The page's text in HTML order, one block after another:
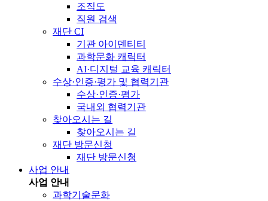
조직도
직원 검색
재단 CI
기관 아이덴티티
과학문화 캐릭터
AI·디지털 교육 캐릭터
수상·인증·평가 및 협력기관
수상·인증·평가
국내외 협력기관
찾아오시는 길
찾아오시는 길
재단 방문신청
재단 방문신청
사업 안내
사업 안내
과학기술문화